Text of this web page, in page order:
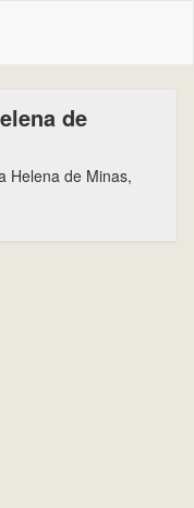
de
Helena de Minas,